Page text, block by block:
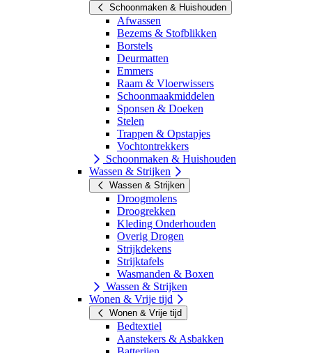
Schoonmaken & Huishouden
Afwassen
Bezems & Stofblikken
Borstels
Deurmatten
Emmers
Raam & Vloerwissers
Schoonmaakmiddelen
Sponsen & Doeken
Stelen
Trappen & Opstapjes
Vochtontrekkers
Schoonmaken & Huishouden
Wassen & Strijken
Wassen & Strijken
Droogmolens
Droogrekken
Kleding Onderhouden
Overig Drogen
Strijkdekens
Strijktafels
Wasmanden & Boxen
Wassen & Strijken
Wonen & Vrije tijd
Wonen & Vrije tijd
Bedtextiel
Aanstekers & Asbakken